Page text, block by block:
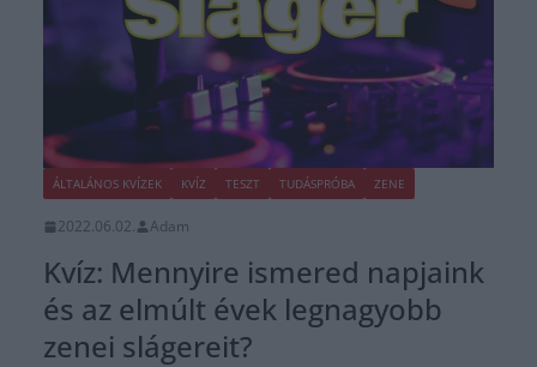
ÁLTALÁNOS KVÍZEK KVÍZ TESZT TUDÁSPRÓBA ZENE
2022.06.02. Adam
Kvíz: Mennyire ismered napjaink
és az elmúlt évek legnagyobb
zenei slágereit?